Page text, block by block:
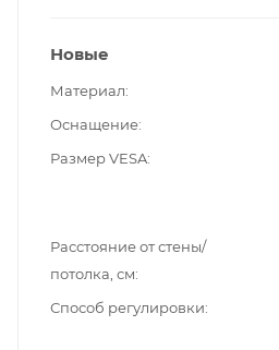
Новые
Материал
Оснащение
Размер VESA
Расстояние от стены/
потолка, см
Способ регулировки